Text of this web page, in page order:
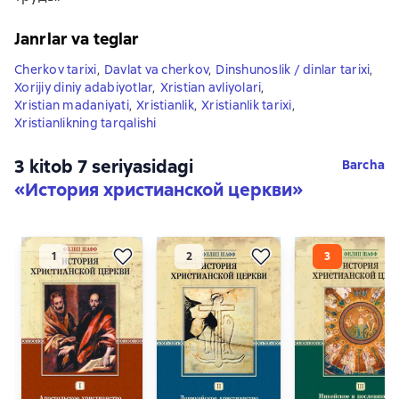
Janrlar va teglar
Cherkov tarixi, Davlat va cherkov, Dinshunoslik / dinlar tarixi,
Xorijiy diniy adabiyotlar, Xristian avliyolari,
Xristian madaniyati, Xristianlik, Xristianlik tarixi,
Xristianlikning tarqalishi
3 kitob 7 seriyasidagi
«История христианской церкви»
Barcha